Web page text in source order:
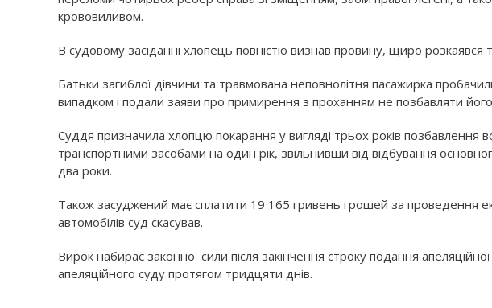
крововиливом.
В судовому засіданні хлопець повністю визнав провину, щиро розкаявся
Батьки загиблої дівчини та травмована неповнолітня пасажирка
випадком і подали заяви про примирення з проханням не позбавляти його
Суддя призначила хлопцю покарання у вигляді трьох років позбавлення
транспортними засобами на один рік, звільнивши від відбування
два роки.
Також засуджений має сплатити 19 165 гривень грошей за проведення
автомобілів суд скасував.
Вирок набирає законної сили після закінчення строку подання
апеляційного суду протягом тридцяти днів.